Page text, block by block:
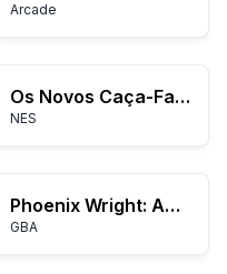
Arcade
Os Novos Caça-Fantasmas II
NES
Phoenix Wright: Ace Attorney – Justice for All
GBA